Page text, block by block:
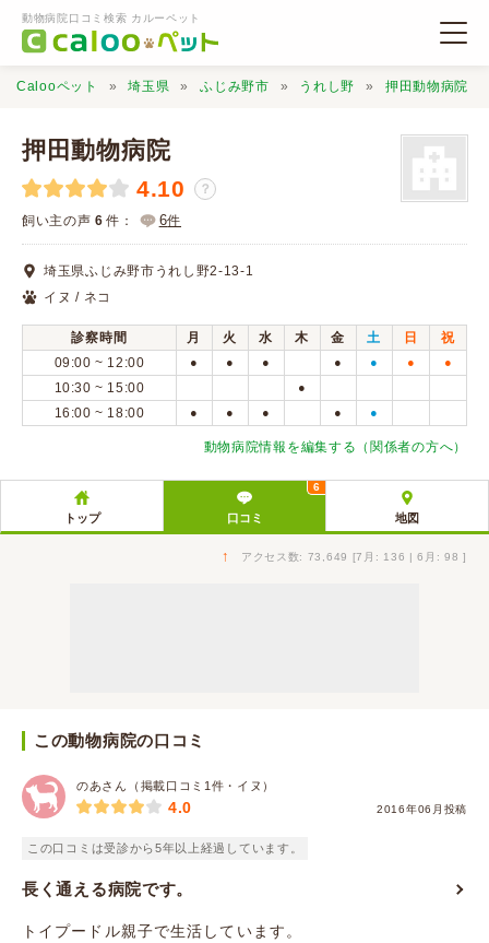
動物病院口コミ検索 カルーペット
動物病院検索
口コミ検索
Calooペットとは？
口コミ投稿
Calooペット 埼玉県 ふじみ野市 うれし野 押田動物病院
押田動物病院
4.10 ？
飼い主の声 6 件： 6件
埼玉県ふじみ野市うれし野2-13-1
イヌ / ネコ
診察時間 月 火 水 木 金 土 日
祝
09:00 ~ 12:00
● ● ● ● ● ● ●
10:30 ~ 15:00 ●
16:00 ~ 18:00 ● ● ● ● ●
動物病院情報を編集する（関係者の方へ）
トップ 口コミ
6
地図
↑ アクセス数: 73,649 [7月: 136 | 6月: 98 ]
この動物病院の口コミ
のあさん（掲載口コミ1件・イヌ）
2016年06月投稿
4.0
この口コミは受診から5年以上経過しています。
長く通える病院です。
トイプードル親子で生活しています。